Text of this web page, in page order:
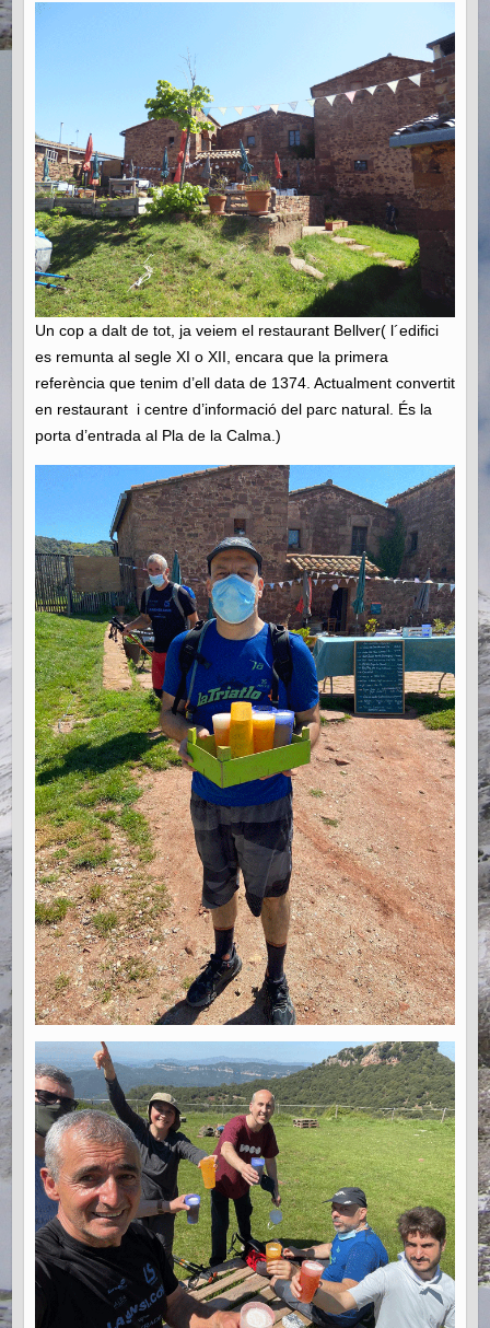
Un cop a dalt de tot, ja veiem el restaurant Bellver( l´edifici
es remunta al segle XI o XII, encara que la primera
referència que tenim d’ell data de 1374. Actualment convertit
en restaurant i centre d’informació del parc natural. És la
porta d’entrada al Pla de la Calma.)